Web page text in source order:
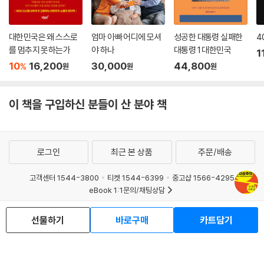
대한민국은 왜 스스로
를 멈추지 못하는가
10% 16,200원
엄마 아빠 어디에 모셔
야 하나
30,000원
성공한 대통령 실패한
대통령 1 대한민국
44,800원
이 책을 구입하신 분들이 산 분야 책
선물하기 바로구매 카트담기
로그인 최근 본 상품 주문/배송
고객센터 1544-3800 티켓 1544-6399
중고샵 1566-4295
eBook 1:1문의/채팅상담
예스이십사(주) 사업자 정보
이용약관
개인정보처리방침
청소년보호정책